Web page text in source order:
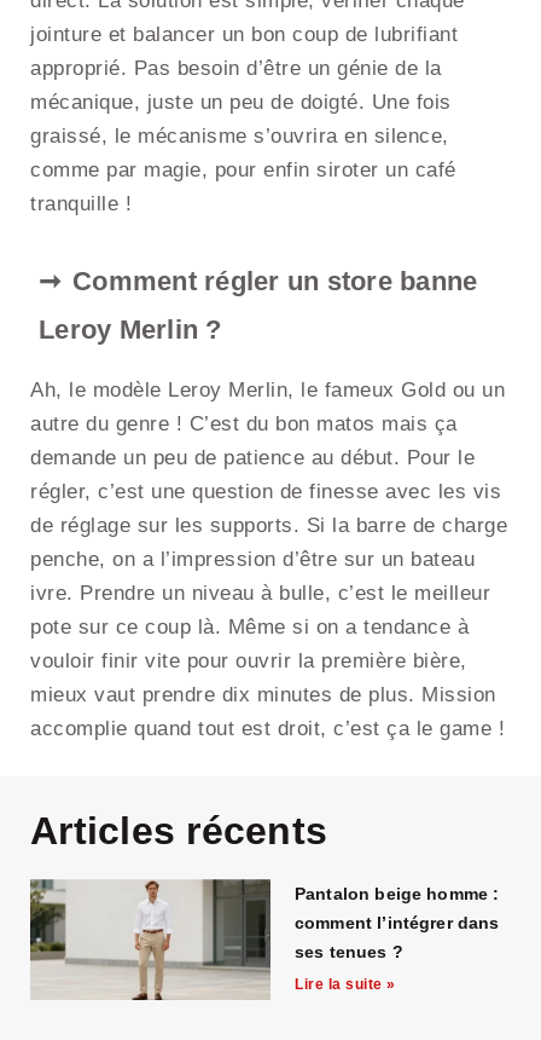
jointure et balancer un bon coup de lubrifiant
approprié. Pas besoin d’être un génie de la
mécanique, juste un peu de doigté. Une fois
graissé, le mécanisme s’ouvrira en silence,
comme par magie, pour enfin siroter un café
tranquille !
Comment régler un store banne
Leroy Merlin ?
Ah, le modèle Leroy Merlin, le fameux Gold ou un
autre du genre ! C’est du bon matos mais ça
demande un peu de patience au début. Pour le
régler, c’est une question de finesse avec les vis
de réglage sur les supports. Si la barre de charge
penche, on a l’impression d’être sur un bateau
ivre. Prendre un niveau à bulle, c’est le meilleur
pote sur ce coup là. Même si on a tendance à
vouloir finir vite pour ouvrir la première bière,
mieux vaut prendre dix minutes de plus. Mission
accomplie quand tout est droit, c’est ça le game !
Articles récents
Pantalon beige homme :
comment l’intégrer dans
ses tenues ?
Lire la suite »